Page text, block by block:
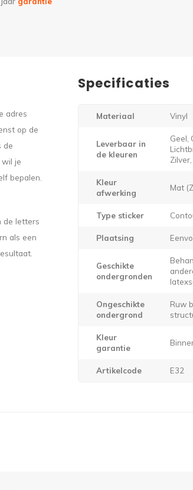
adres
op de
de
je
bepalen.
de letters
als een
Specificaties
Materiaal Vinyl
Leverbaar in
de kleuren
Geel,
Kleur
afwerking
Mat
Type sticker
Plaatsing
Geschikte
ondergronden
Ongeschikte
ondergrond
Ruw
Kleur
garantie
Artikelcode E32